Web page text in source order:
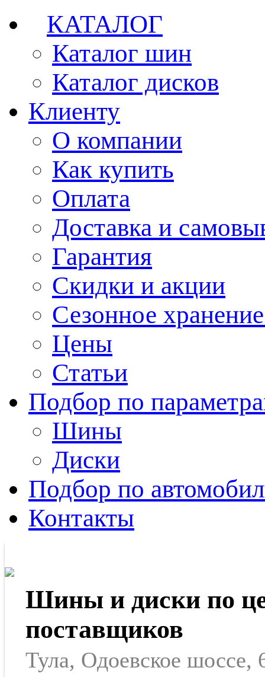
КАТАЛОГ
Каталог шин
Каталог дисков
Клиенту
О компании
Как купить
Оплата
Доставка и
Гарантия
Скидки и акции
Сезонное
Цены
Статьи
Подбор по
Шины
Диски
Подбор по
Контакты
Шины и диски по
поставщиков
Тула, Одоевское шоссе,